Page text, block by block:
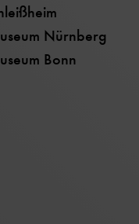
Nürnberg
Bonn